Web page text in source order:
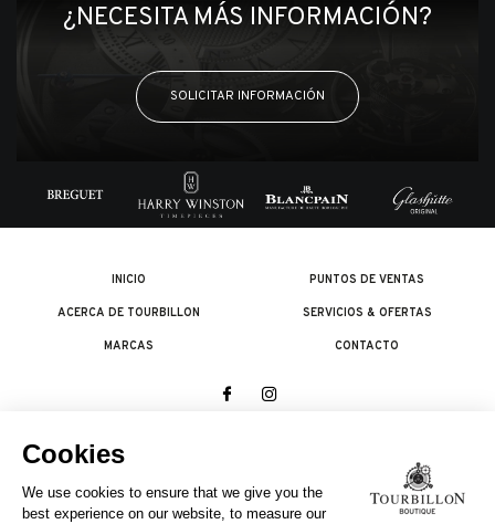
¿NECESITA MÁS INFORMACIÓN?
SOLICITAR INFORMACIÓN
INICIO
ACERCA DE TOURBILLON
MARCAS
PUNTOS DE VENTAS
SERVICIOS & OFERTAS
CONTACTO